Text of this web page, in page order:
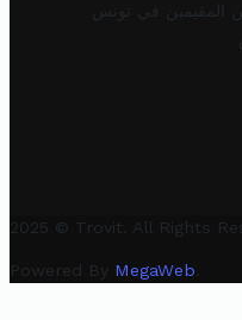
المقيمين في تونس
2025 © Trovit. All Rights
Powered By MegaWeb